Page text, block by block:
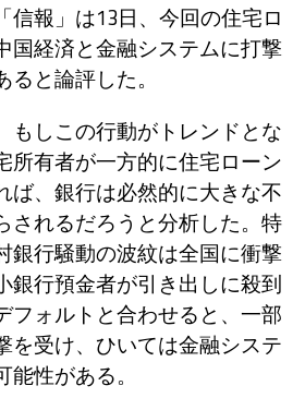
報」は13日、今回の住宅ロ
国経済と金融システムに打撃
と論評した。
もしこの行動がトレンドとな
所有者が一方的に住宅ローン
ば、銀行は必然的に大きな不
されるだろうと分析した。特
銀行騒動の波紋は全国に衝撃
銀行預金者が引き出しに殺到
フォルトと合わせると、一部
を受け、ひいては金融システ
性がある。